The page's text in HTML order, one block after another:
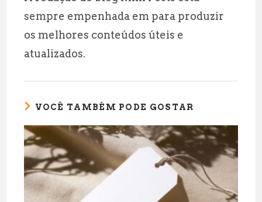
sempre empenhada em para produzir
os melhores conteúdos úteis e
atualizados.
VOCÊ TAMBÉM PODE GOSTAR